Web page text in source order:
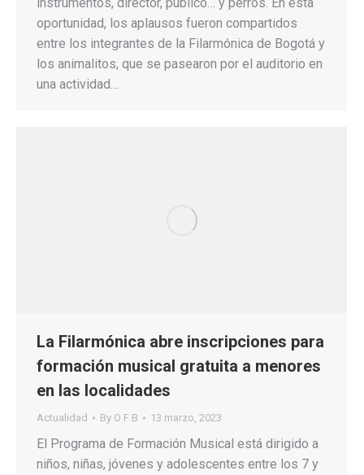
oportunidad, los aplausos fueron compartidos
entre los integrantes de la Filarmónica de Bogotá y
los animalitos, que se pasearon por el auditorio en
una actividad…
La Filarmónica abre inscripciones para
formación musical gratuita a menores
en las localidades
Actualidad By O F B 13 marzo, 2023
El Programa de Formación Musical está dirigido a
niños, niñas, jóvenes y adolescentes entre los 7 y